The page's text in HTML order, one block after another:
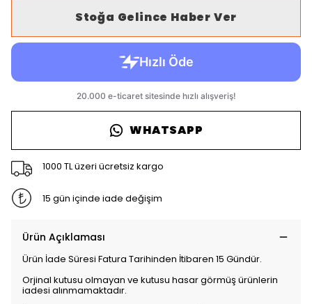
Stoğa Gelince Haber Ver
WHATSAPP
1000 TL üzeri ücretsiz kargo
15 gün içinde iade değişim
Ürün Açıklaması
Ürün İade Süresi Fatura Tarihinden İtibaren 15 Gündür.
Orjinal kutusu olmayan ve kutusu hasar görmüş ürünlerin
iadesi alınmamaktadır.